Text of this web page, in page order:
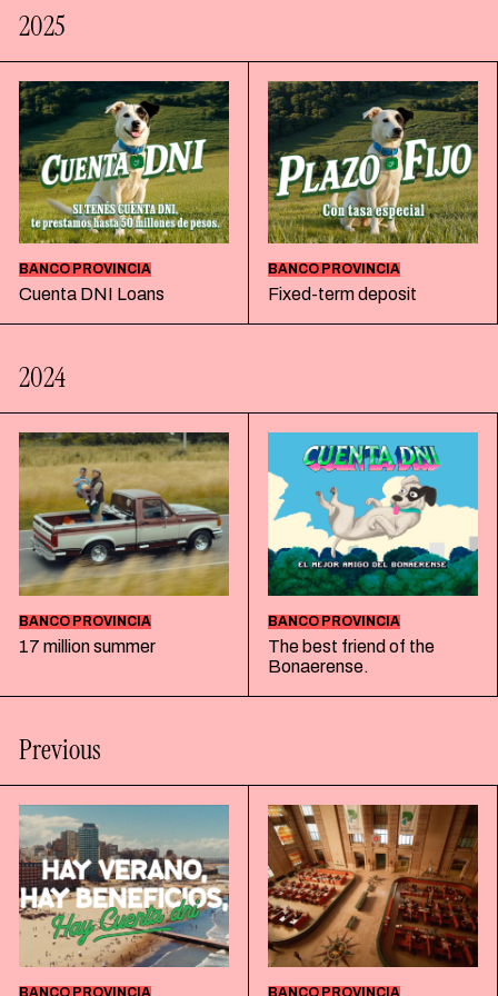
2025
BANCO PROVINCIA
Cuenta DNI Loans
BANCO PROVINCIA
Fixed-term deposit
2024
BANCO PROVINCIA
17 million summer
BANCO PROVINCIA
The best friend of the
Bonaerense.
Previous
BANCO PROVINCIA BANCO PROVINCIA